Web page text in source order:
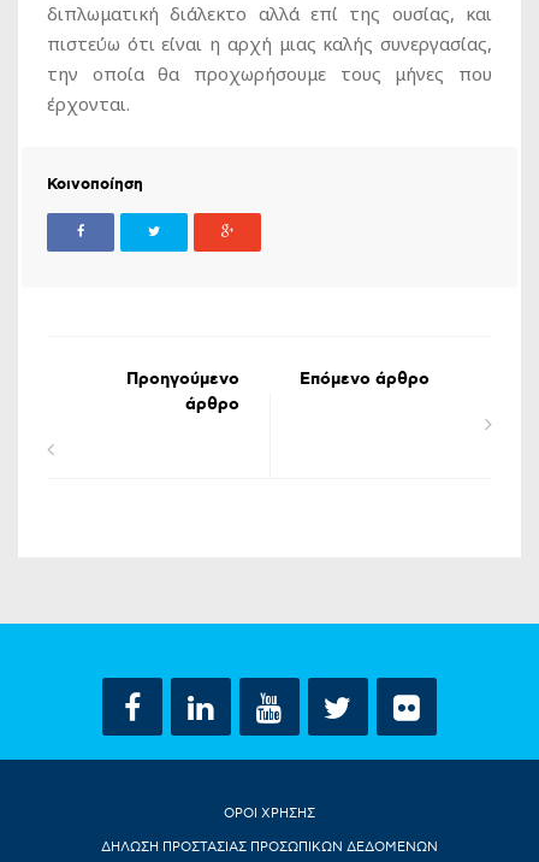
διπλωματική διάλεκτο αλλά επί της ουσίας, και
πιστεύω ότι είναι η αρχή μιας καλής συνεργασίας,
την οποία θα προχωρήσουμε τους μήνες που
έρχονται.
Κοινοποίηση
Προηγούμενο
άρθρο
Επόμενο άρθρο
ΟΡΟΙ ΧΡΗΣΗΣ
ΔΗΛΩΣΗ ΠΡΟΣΤΑΣΙΑΣ ΠΡΟΣΩΠΙΚΩΝ ΔΕΔΟΜΕΝΩΝ